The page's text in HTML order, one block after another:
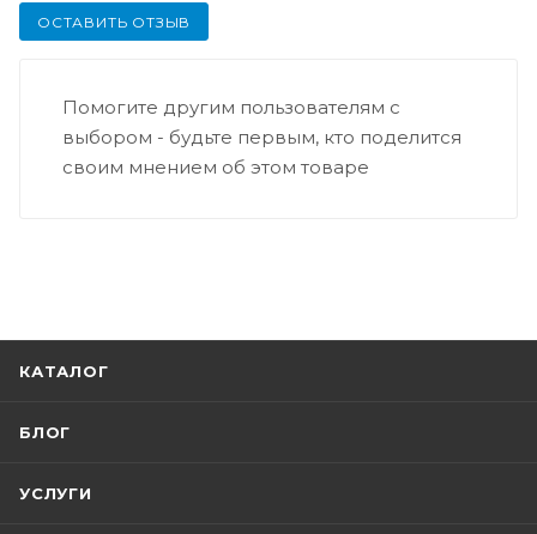
ОСТАВИТЬ ОТЗЫВ
Помогите другим пользователям с
выбором - будьте первым, кто поделится
своим мнением об этом товаре
КАТАЛОГ
БЛОГ
УСЛУГИ